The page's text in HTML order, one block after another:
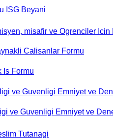
ISG Beyani
misafir ve Ogrenciler
Calisanlar Formu
Is Formu
ve Guvenligi Emniyet ve
ve Guvenligi Emniyet ve
Tutanagi